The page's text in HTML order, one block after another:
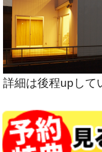
詳細は後程upして